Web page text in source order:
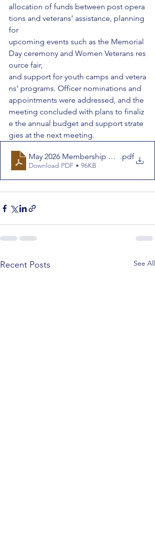
allocation of funds between post opera
tions and veterans’ assistance, planning
for
upcoming events such as the Memorial
Day ceremony and Women Veterans res
ource fair,
and support for youth camps and vetera
ns’ programs. Officer nominations and
appointments were addressed, and the
meeting concluded with plans to finaliz
e the annual budget and support strate
gies at the next meeting.
May 2026 Membership Meeting
.pdf
Download PDF • 96KB
Recent Posts See All